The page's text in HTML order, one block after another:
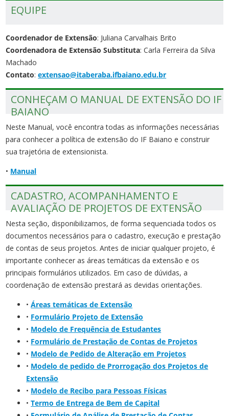
EQUIPE
Coordenador de Extensão: Juliana Carvalhais Brito
Coordenadora de Extensão Substituta: Carla Ferreira da Silva
Machado
Contato:extensao@itaberaba.ifbaiano.edu.br
CONHEÇAM O MANUAL DE EXTENSÃO DO IF
BAIANO
Neste Manual, você encontra todas as informações necessárias
para conhecer a política de extensão do IF Baiano e construir
sua trajetória de extensionista.
• Manual
CADASTRO, ACOMPANHAMENTO E
AVALIAÇÃO DE PROJETOS DE EXTENSÃO
Nesta seção, disponibilizamos, de forma sequenciada todos os
documentos necessários para o cadastro, execução e prestação
de contas de seus projetos. Antes de iniciar qualquer projeto, é
importante conhecer as áreas temáticas da extensão e os
principais formulários utilizados. Em caso de dúvidas, a
coordenação de extensão prestará as devidas orientações.
•Áreas temáticas de Extensão
• Formulário Projeto de Extensão
• Modelo de Frequência de Estudantes
• Formulário de Prestação de Contas de Projetos
• Modelo de Pedido de Alteração em Projetos
• Modelo de pedido de Prorrogação dos Projetos de
Extensão
• Modelo de Recibo para Pessoas Físicas
•Termo de Entrega de Bem de Capital